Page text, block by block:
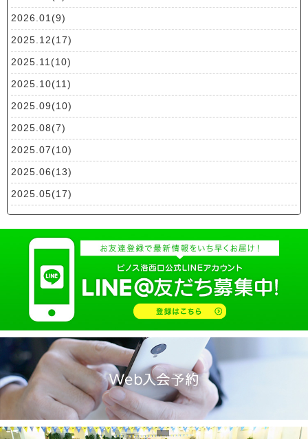
2026.01(9)
2025.12(17)
2025.11(10)
2025.10(11)
2025.09(10)
2025.08(7)
2025.07(10)
2025.06(13)
2025.05(17)
2025.04(19)
2025.03(10)
2025.01(14)
2024.12(14)
2024.10(18)
2024.09(15)
2024.08(21)
2024.07(20)
2024.06(29)